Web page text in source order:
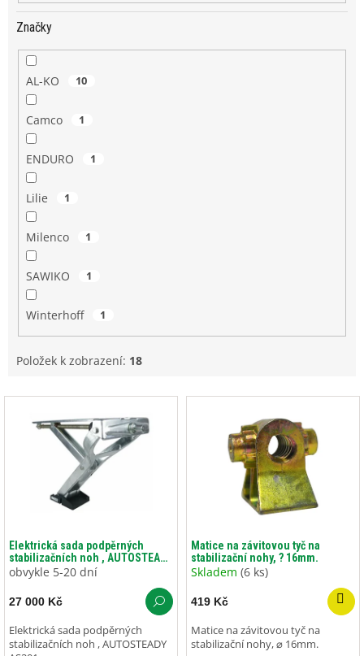
Značky
AL-KO 10
Camco 1
ENDURO 1
Lilie 1
Milenco 1
SAWIKO 1
Winterhoff 1
Položek k zobrazení: 18
V
d
u
k
t
Elektrická sada podpěrných
stabilizačních noh , AUTOSTEADY
AS201
obvykle 5-20 dní
27 000 Kč
Elektrická sada podpěrných
stabilizačních noh , AUTOSTEADY
Matice na závitovou tyč na
stabilizační nohy, ? 16mm.
Skladem (6 ks)
419 Kč
Matice na závitovou tyč na
stabilizační nohy, ⌀ 16mm.